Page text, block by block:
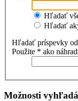
Hľadať
Hľadať
Hľadať príspevky od
Použite * ako
Možnosti